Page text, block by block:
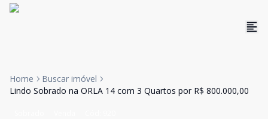
Home
Buscar imóvel
Lindo Sobrado na ORLA 14 com 3 Quartos por R$ 800.000,00